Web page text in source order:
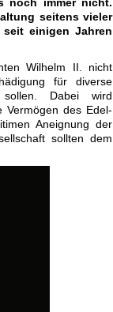
seitens vieler
seit einigen Jahren
Wilhelm II. nicht
für diverse
sollen. Dabei wird
Vermögen des Edel-
Aneignung der
sollten dem